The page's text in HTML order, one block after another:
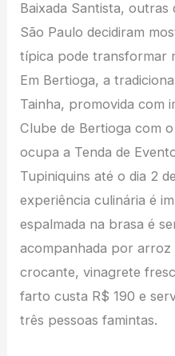
Baixada Santista,
São Paulo decidiram
típica pode transformar
Em Bertioga, a
Tainha, promovida com
Clube de Bertioga com
ocupa a Tenda de
Tupiniquins até o dia 2
experiência culinária é
espalmada na brasa é
acompanhada por
crocante, vinagrete
farto custa R$ 190 e
três pessoas famintas.